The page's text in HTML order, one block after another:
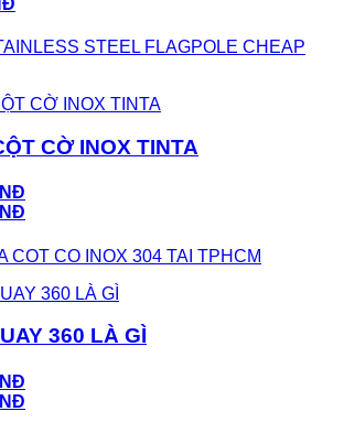
STEEL FLAGPOLE CHEAP
CỜ INOX TINTA
COT CO INOX 304 TAI TPHCM
360 LÀ GÌ